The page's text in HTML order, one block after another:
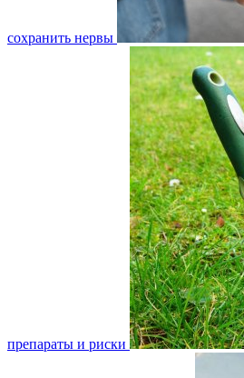
сохранить нервы
препараты и риски